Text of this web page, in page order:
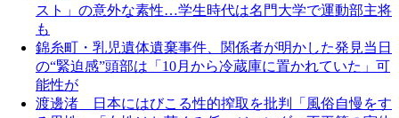
スト」の意外な素性…学生時代は名門大学で運動部主将
も
錦糸町・乳児遺体遺棄事件、関係者が明かした発見当日
の“緊迫感”頭部は「10月から冷蔵庫に置かれていた」可
能性が
渡邊渚 日本にはびこる性的搾取を批判「風俗自慢をす